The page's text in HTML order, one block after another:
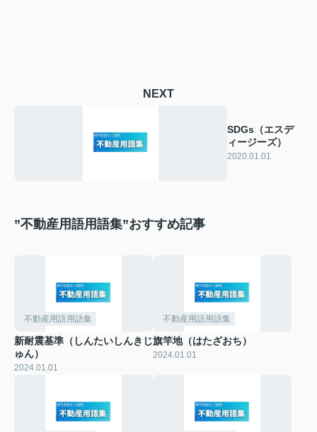
NEXT
SDGs（エスデ
ィージーズ）
2020.01.01
”不動産用語用語集”おすすめ記事
不動産用語用語集
新耐震基準（しんたいしんきじ
ゅん）
2024.01.01
不動産用語用語集
旗竿地（はたざおち）
2024.01.01